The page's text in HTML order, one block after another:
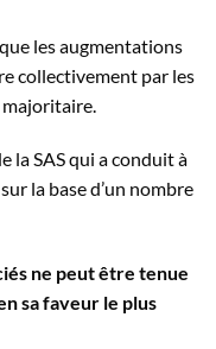
les augmentations
collectivement par les
majoritaire.
la SAS qui a conduit à
la base d’un nombre
ne peut être tenue
sa faveur le plus